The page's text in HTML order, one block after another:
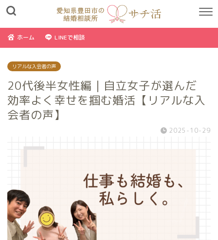
ホーム LINEで相談
リアルな入会者の声
20代後半女性編｜自立女子が選んだ
効率よく幸せを掴む婚活【リアルな入
会者の声】
2025-10-29